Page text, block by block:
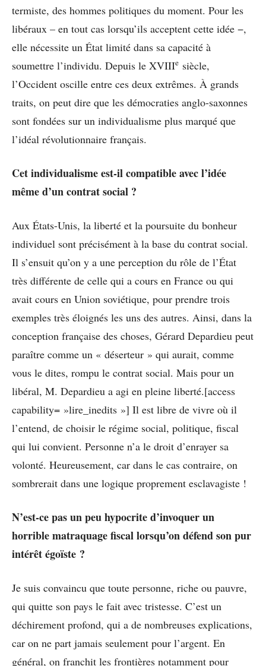
termiste, des hommes politiques du moment. Pour les
libéraux – en tout cas lorsqu’ils acceptent cette idée −,
elle nécessite un État limité dans sa capacité à
soumettre l’individu. Depuis le XVIIIe siècle,
l’Occident oscille entre ces deux extrêmes. À grands
traits, on peut dire que les démocraties anglo-saxonnes
sont fondées sur un individualisme plus marqué que
l’idéal révolutionnaire français.
Cet individualisme est-il compatible avec l’idée
même d’un contrat social ?
Aux États-Unis, la liberté et la poursuite du bonheur
individuel sont précisément à la base du contrat social.
Il s’ensuit qu’on y a une perception du rôle de l’État
très différente de celle qui a cours en France ou qui
avait cours en Union soviétique, pour prendre trois
exemples très éloignés les uns des autres. Ainsi, dans la
conception française des choses, Gérard Depardieu peut
paraître comme un « déserteur » qui aurait, comme
vous le dites, rompu le contrat social. Mais pour un
libéral, M. Depardieu a agi en pleine liberté.[access
capability= »lire_inedits »] Il est libre de vivre où il
l’entend, de choisir le régime social, politique, fiscal
qui lui convient. Personne n’a le droit d’enrayer sa
volonté. Heureusement, car dans le cas contraire, on
sombrerait dans une logique proprement esclavagiste !
N’est-ce pas un peu hypocrite d’invoquer un
horrible matraquage fiscal lorsqu’on défend son pur
intérêt égoïste ?
Je suis convaincu que toute personne, riche ou pauvre,
qui quitte son pays le fait avec tristesse. C’est un
déchirement profond, qui a de nombreuses explications,
car on ne part jamais seulement pour l’argent. En
général, on franchit les frontières notamment pour